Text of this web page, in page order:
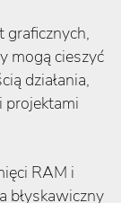
graficznych,
mogą cieszyć
działania,
projektami
RAM i
błyskawiczny